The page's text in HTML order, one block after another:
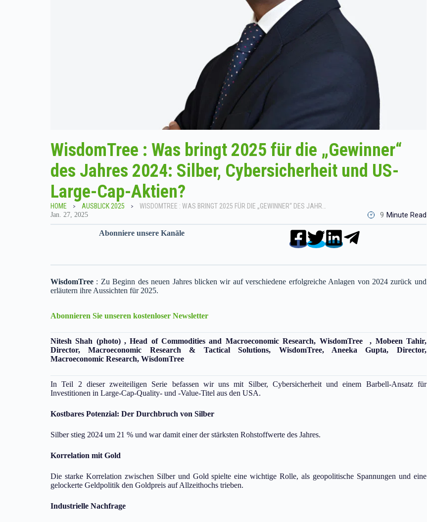
WisdomTree : Was bringt 2025 für die „Gewinner“
des Jahres 2024: Silber, Cybersicherheit und US-
Large-Cap-Aktien?
HOME AUSBLICK 2025 WISDOMTREE : WAS BRINGT 2025 FÜR DIE „GEWINNER“ DES JAHRES 2024: SILBER, CYBERSICHERHEIT UND US-LARGE-CAP-AKTIEN?
Jan. 27, 2025 9 Minute Read
Abonniere unsere Kanäle
WisdomTree : Zu Beginn des neuen Jahres blicken wir auf verschiedene erfolgreiche Anlagen von 2024 zurück und
erläutern ihre Aussichten für 2025.
Abonnieren Sie unseren kostenloser Newsletter
Nitesh Shah (photo) , Head of Commodities and Macroeconomic Research, WisdomTree , Mobeen Tahir,
Director, Macroeconomic Research & Tactical Solutions, WisdomTree, Aneeka Gupta, Director,
Macroeconomic Research, WisdomTree
In Teil 2 dieser zweiteiligen Serie befassen wir uns mit Silber, Cybersicherheit und einem Barbell-Ansatz für
Investitionen in Large-Cap-Quality- und -Value-Titel aus den USA.
Kostbares Potenzial: Der Durchbruch von Silber
Silber stieg 2024 um 21 % und war damit einer der stärksten Rohstoffwerte des Jahres.
Korrelation mit Gold
Die starke Korrelation zwischen Silber und Gold spielte eine wichtige Rolle, als geopolitische Spannungen und eine
gelockerte Geldpolitik den Goldpreis auf Allzeithochs trieben.
Industrielle Nachfrage